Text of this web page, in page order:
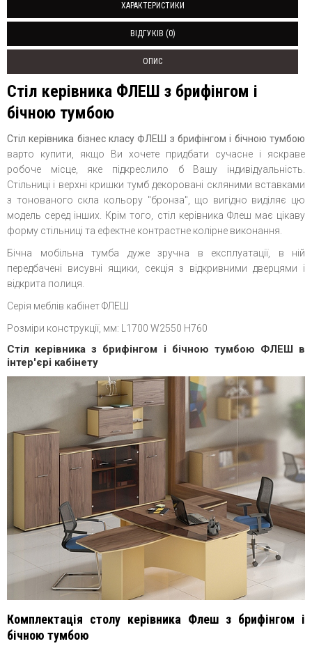
ХАРАКТЕРИСТИКИ
ВІДГУКІВ (0)
ОПИС
Стіл керівника ФЛЕШ з брифінгом і
бічною тумбою
Стіл керівника бізнес класу ФЛЕШ з брифінгом і бічною тумбою
варто купити, якщо Ви хочете придбати сучасне і яскраве
робоче місце, яке підкреслило б Вашу індивідуальність.
Стільниці і верхні кришки тумб декоровані скляними вставками
з тонованого скла кольору "бронза", що вигідно виділяє цю
модель серед інших. Крім того, стіл керівника Флеш має цікаву
форму стільниці та ефектне контрастне колірне виконання.
Бічна мобільна тумба дуже зручна в експлуатації, в ній
передбачені висувні ящики, секція з відкривними дверцями і
відкрита полиця.
Серія меблів кабінет ФЛЕШ
Розміри конструкції, мм: L1700 W2550 H760
Стіл керівника з брифінгом і бічною тумбою ФЛЕШ в
інтер'єрі кабінету
Комплектація столу керівника Флеш з брифінгом і
бічною тумбою